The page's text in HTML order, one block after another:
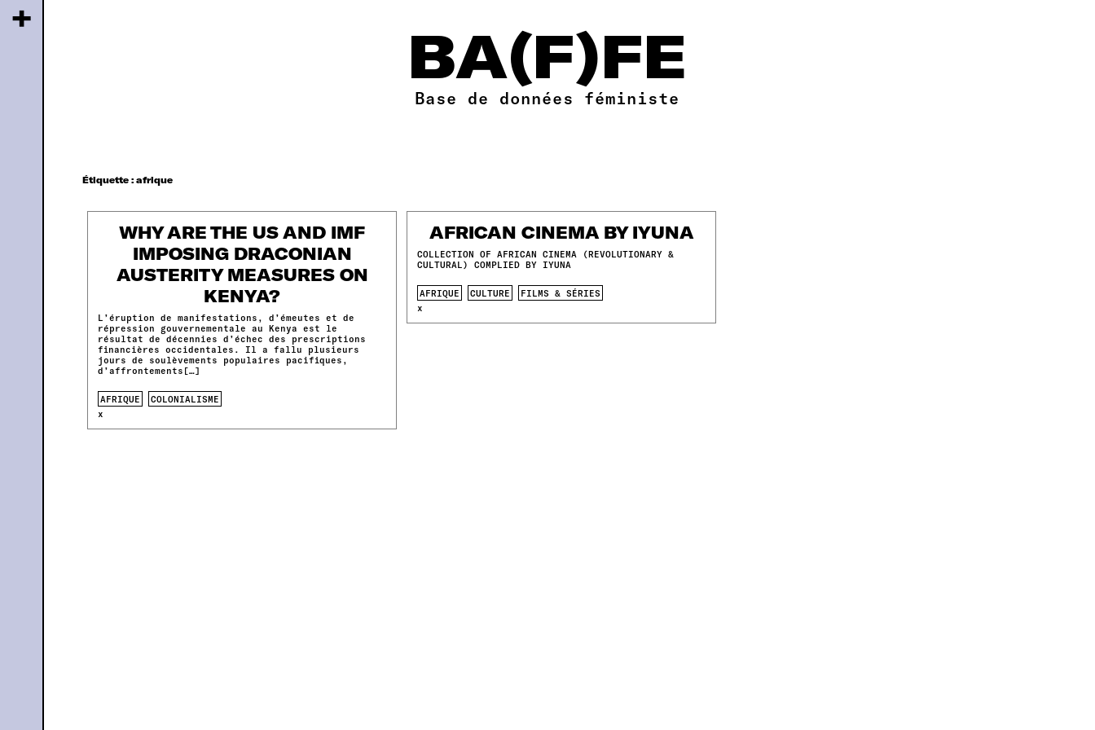
BA(F)FE
Base de données féministe
+
Étiquette : afrique
WHY ARE THE US AND IMF
IMPOSING DRACONIAN
AUSTERITY MEASURES ON
KENYA?
L’éruption de manifestations, d’émeutes et de
répression gouvernementale au Kenya est le
résultat de décennies d’échec des prescriptions
financières occidentales. Il a fallu plusieurs
jours de soulèvements populaires pacifiques,
d’affrontements[…]
AFRIQUE
COLONIALISME
x
AFRICAN CINEMA BY IYUNA
COLLECTION OF AFRICAN CINEMA (REVOLUTIONARY &
CULTURAL) COMPLIED BY IYUNA
AFRIQUE CULTURE
FILMS & SÉRIES
x